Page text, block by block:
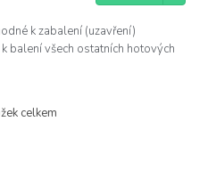
k zabalení (uzavření)
balení všech ostatních hotových
Ocelkem